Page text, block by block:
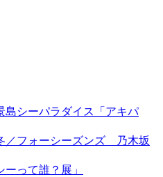
島シーパラダイス「アキパ
／フォーシーズンズ 乃木坂
ーって誰？展」